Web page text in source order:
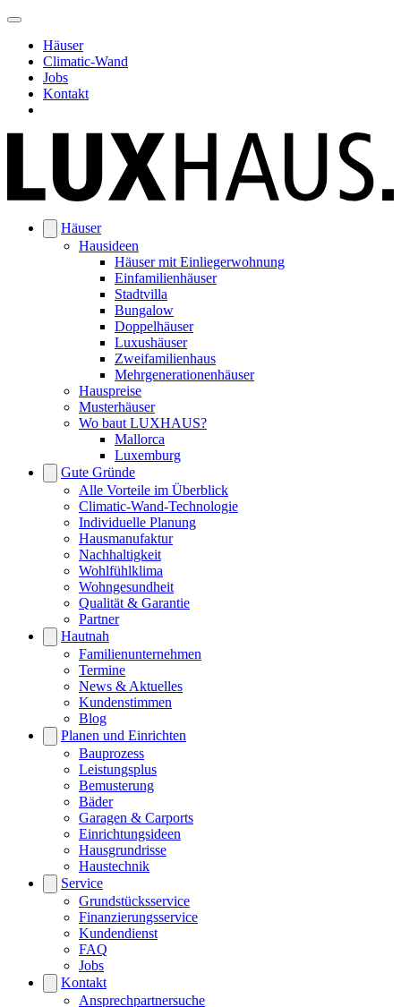
Häuser
Climatic-Wand
Jobs
Kontakt
Häuser
Hausideen
Häuser mit Einliegerwohnung
Einfamilienhäuser
Stadtvilla
Bungalow
Doppelhäuser
Luxushäuser
Zweifamilienhaus
Mehrgenerationenhäuser
Hauspreise
Musterhäuser
Wo baut LUXHAUS?
Mallorca
Luxemburg
Gute Gründe
Alle Vorteile im Überblick
Climatic-Wand-Technologie
Individuelle Planung
Hausmanufaktur
Nachhaltigkeit
Wohlfühlklima
Wohngesundheit
Qualität & Garantie
Partner
Hautnah
Familienunternehmen
Termine
News & Aktuelles
Kundenstimmen
Blog
Planen und Einrichten
Bauprozess
Leistungsplus
Bemusterung
Bäder
Garagen & Carports
Einrichtungsideen
Hausgrundrisse
Haustechnik
Service
Grundstücksservice
Finanzierungsservice
Kundendienst
FAQ
Jobs
Kontakt
Ansprechpartnersuche